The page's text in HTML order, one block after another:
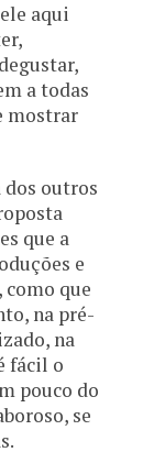
aqui
a todas
mostrar
dos outros
que a
e
como que
na pré-
na
fácil o
pouco do
se